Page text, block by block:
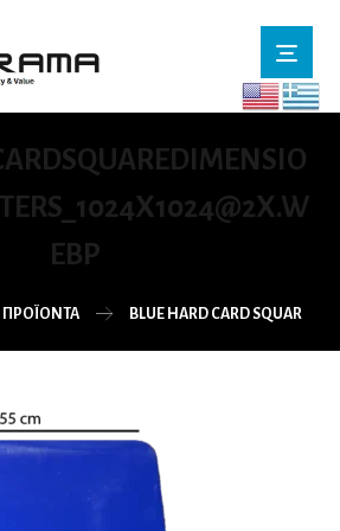
EBP
ΠΡΟΪΌΝΤΑ BLUE HARD CARD SQUARE